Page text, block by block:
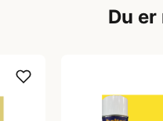
Du